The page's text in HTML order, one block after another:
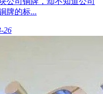
牌的标...
26